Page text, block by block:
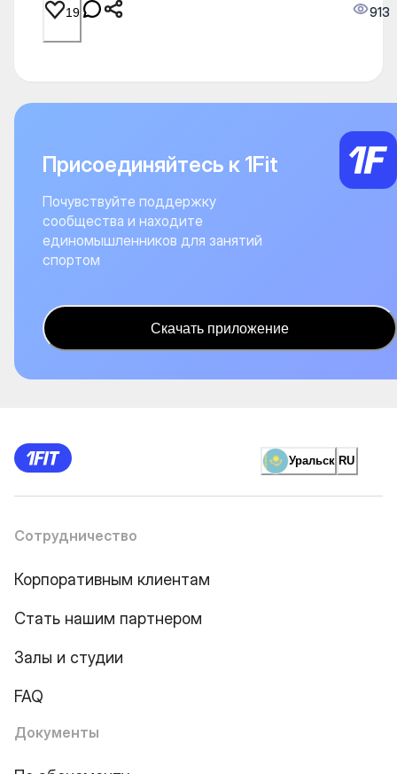
19 913
Присоединяйтесь к 1Fit
Почувствуйте поддержку
сообщества и находите
единомышленников для занятий
спортом
Скачать приложение
Уральск RU
Сотрудничество
Корпоративным клиентам
Стать нашим партнером
Залы и студии
FAQ
Документы